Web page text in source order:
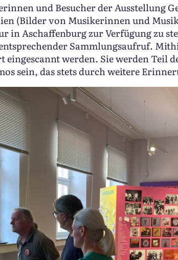
und Besucher der Ausstellung
(Bilder von Musikerinnen und
in Aschaffenburg zur Verfügung zu
Sammlungsaufruf.
werden. Sie werden Teil
sein, das stets durch weitere